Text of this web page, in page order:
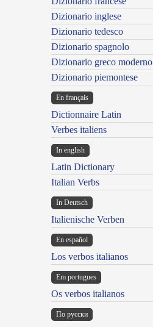
Dizionario inglese
Dizionario tedesco
Dizionario spagnolo
Dizionario greco moderno
Dizionario piemontese
En français
Dictionnaire Latin
Verbes italiens
In english
Latin Dictionary
Italian Verbs
In Deutsch
Italienische Verben
En español
Los verbos italianos
Em portugues
Os verbos italianos
По русски